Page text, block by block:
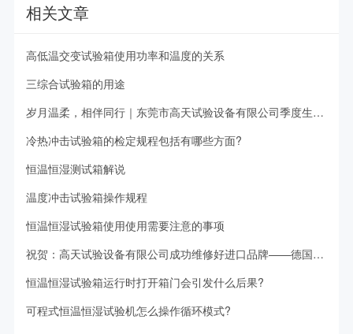
相关文章
高低温交变试验箱使用功率和温度的关系
三综合试验箱的用途
岁月温柔，相伴同行｜东莞市高天试验设备有限公司季度生日会，暖意满满！
冷热冲击试验箱的检定规程包括有哪些方面?
恒温恒湿测试箱解说
温度冲击试验箱操作规程
恒温恒湿试验箱使用使用需要注意的事项
祝贺：高天试验设备有限公司成功维修好进口品牌——德国韦斯恒温恒湿试验箱。
恒温恒湿试验箱运行时打开箱门会引发什么后果?
可程式恒温恒湿试验机怎么操作循环模式?